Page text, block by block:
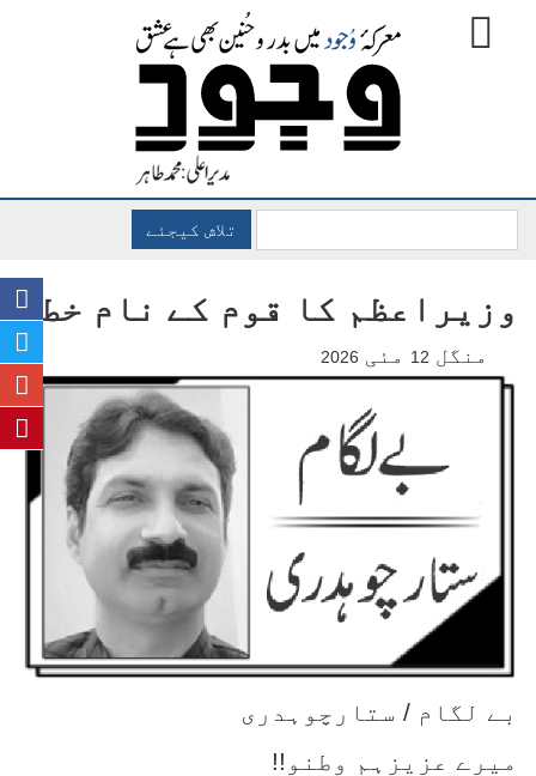
تلاش کیجئے
وزیراعظم کا قوم کے نام خط
منگل 12 مئی 2026
بے لگام / ستارچوہدری
میرے عزیزہم وطنو!!